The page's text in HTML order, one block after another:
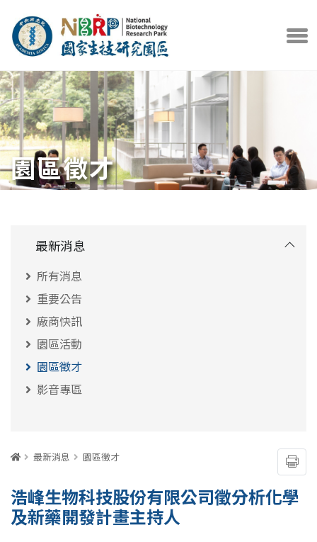
中央研究院官方網站 打開選
園區徵才
最新消息
所有消息
重要公告
廠商快訊
園區活動
園區徵才
影音專區
首頁 最新消息 園區徵才 友善
浩峰生物科技股份有限公司徵分析化學
及新藥開發計畫主持人